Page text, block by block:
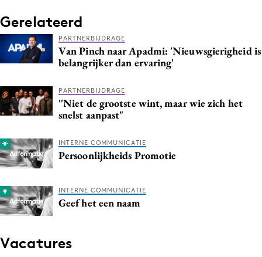
Gerelateerd
PARTNERBIJDRAGE
Van Pinch naar Apadmi: 'Nieuwsgierigheid is
belangrijker dan ervaring'
PARTNERBIJDRAGE
''Niet de grootste wint, maar wie zich het
snelst aanpast"
INTERNE COMMUNICATIE
Persoonlijkheids Promotie
INTERNE COMMUNICATIE
Geef het een naam
Vacatures